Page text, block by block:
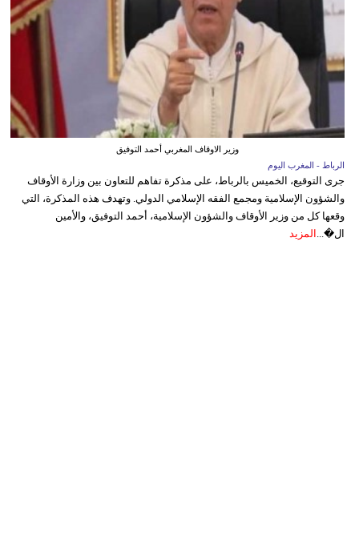
وزير الاوقاف المغربي أحمد التوفيق
الرباط - المغرب اليوم
جرى التوقيع، الخميس بالرباط، على مذكرة تفاهم للتعاون بين وزارة الأوقاف
والشؤون الإسلامية ومجمع الفقه الإسلامي الدولي. وتهدف هذه المذكرة، التي
وقعها كل من وزير الأوقاف والشؤون الإسلامية، أحمد التوفيق، والأمين
ال�... المزيد